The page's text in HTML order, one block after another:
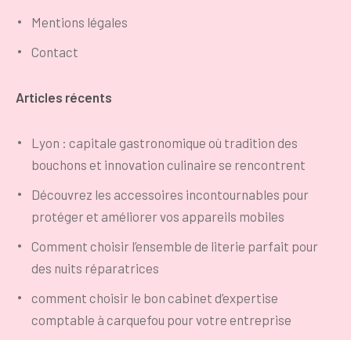
Mentions légales
Contact
Articles récents
Lyon : capitale gastronomique où tradition des
bouchons et innovation culinaire se rencontrent
Découvrez les accessoires incontournables pour
protéger et améliorer vos appareils mobiles
Comment choisir l’ensemble de literie parfait pour
des nuits réparatrices
comment choisir le bon cabinet d’expertise
comptable à carquefou pour votre entreprise